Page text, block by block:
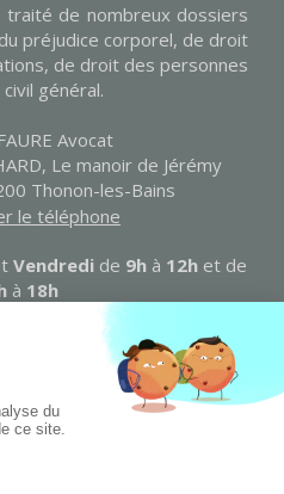
traité de nombreux dossiers
préjudice corporel, de droit
de droit des personnes
général.
Avocat
Le manoir de Jérémy
Thonon-les-Bains
le téléphone
Vendredi de 9h à 12h et de
à 18h
du site